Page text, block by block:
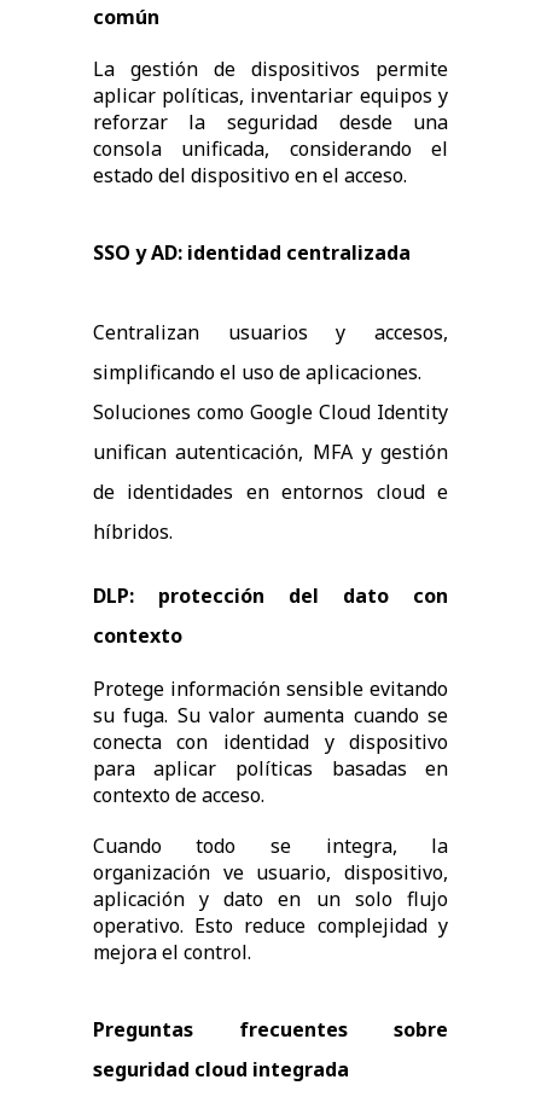
común
La gestión de dispositivos permite
aplicar políticas, inventariar equipos y
reforzar la seguridad desde una
consola unificada, considerando el
estado del dispositivo en el acceso.
SSO y AD: identidad centralizada
Centralizan usuarios y accesos,
simplificando el uso de aplicaciones.
Soluciones como Google Cloud Identity
unifican autenticación, MFA y gestión
de identidades en entornos cloud e
híbridos.
DLP: protección del dato con
contexto
Protege información sensible evitando
su fuga. Su valor aumenta cuando se
conecta con identidad y dispositivo
para aplicar políticas basadas en
contexto de acceso.
Cuando todo se integra, la
organización ve usuario, dispositivo,
aplicación y dato en un solo flujo
operativo. Esto reduce complejidad y
mejora el control.
Preguntas frecuentes sobre
seguridad cloud integrada